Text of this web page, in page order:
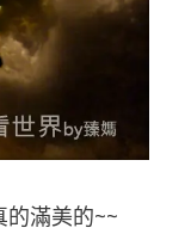
滿美的~~